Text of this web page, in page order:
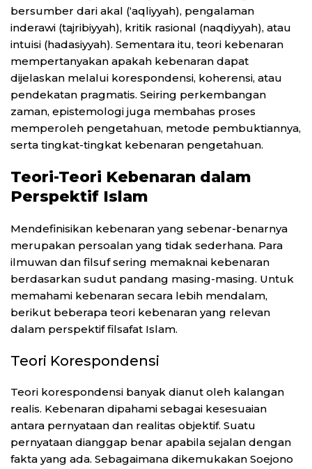
bersumber dari akal (‘aqliyyah), pengalaman
inderawi (tajribiyyah), kritik rasional (naqdiyyah), atau
intuisi (hadasiyyah). Sementara itu, teori kebenaran
mempertanyakan apakah kebenaran dapat
dijelaskan melalui korespondensi, koherensi, atau
pendekatan pragmatis. Seiring perkembangan
zaman, epistemologi juga membahas proses
memperoleh pengetahuan, metode pembuktiannya,
serta tingkat-tingkat kebenaran pengetahuan.
Teori-Teori Kebenaran dalam
Perspektif Islam
Mendefinisikan kebenaran yang sebenar-benarnya
merupakan persoalan yang tidak sederhana. Para
ilmuwan dan filsuf sering memaknai kebenaran
berdasarkan sudut pandang masing-masing. Untuk
memahami kebenaran secara lebih mendalam,
berikut beberapa teori kebenaran yang relevan
dalam perspektif filsafat Islam.
Teori Korespondensi
Teori korespondensi banyak dianut oleh kalangan
realis. Kebenaran dipahami sebagai kesesuaian
antara pernyataan dan realitas objektif. Suatu
pernyataan dianggap benar apabila sejalan dengan
fakta yang ada. Sebagaimana dikemukakan Soejono